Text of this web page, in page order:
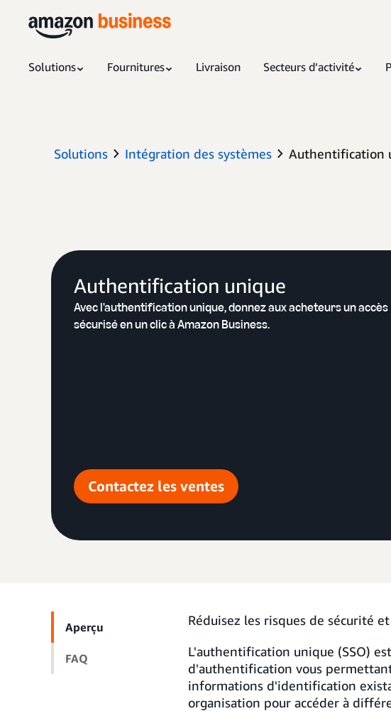
Solutions Fournitures Livraison Secteurs d’activité
Solutions Intégration des systèmes Authentification
Authentification unique
Avec l'authentification unique, donnez aux acheteurs un accès
sécurisé en un clic à Amazon Business.
Contactez les ventes
Aperçu
FAQ
Réduisez les risques de sécurité
L'authentification unique (SSO)
d'authentification vous
informations d'identification
organisation pour accéder à